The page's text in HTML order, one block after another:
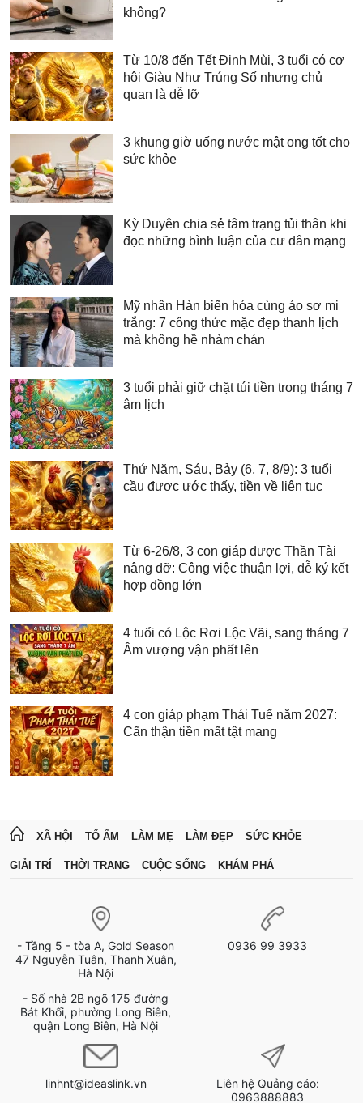
không?
Từ 10/8 đến Tết Đinh Mùi, 3 tuổi có cơ
hội Giàu Như Trúng Số nhưng chủ
quan là dễ lỡ
3 khung giờ uống nước mật ong tốt cho
sức khỏe
Kỳ Duyên chia sẻ tâm trạng tủi thân khi
đọc những bình luận của cư dân mạng
Mỹ nhân Hàn biến hóa cùng áo sơ mi
trắng: 7 công thức mặc đẹp thanh lịch
mà không hề nhàm chán
3 tuổi phải giữ chặt túi tiền trong tháng 7
âm lịch
Thứ Năm, Sáu, Bảy (6, 7, 8/9): 3 tuổi
cầu được ước thấy, tiền về liên tục
Từ 6-26/8, 3 con giáp được Thần Tài
nâng đỡ: Công việc thuận lợi, dễ ký kết
hợp đồng lớn
4 tuổi có Lộc Rơi Lộc Vãi, sang tháng 7
Âm vượng vận phất lên
4 con giáp phạm Thái Tuế năm 2027:
Cẩn thận tiền mất tật mang
XÃ HỘI TỔ ẤM LÀM MẸ LÀM ĐẸP SỨC KHỎE
GIẢI TRÍ THỜI TRANG CUỘC SỐNG KHÁM PHÁ
- Tầng 5 - tòa A, Gold Season
47 Nguyễn Tuân, Thanh Xuân,
Hà Nội
- Số nhà 2B ngõ 175 đường
Bát Khối, phường Long Biên,
quận Long Biên, Hà Nội
0936 99 3933
linhnt@ideaslink.vn
Liên hệ Quảng cáo:
0963888883